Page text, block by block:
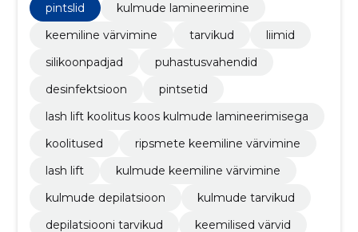
pintslid
kulmude lamineerimine
keemiline värvimine
tarvikud
liimid
silikoonpadjad
puhastusvahendid
desinfektsioon
pintsetid
lash lift koolitus koos kulmude lamineerimisega
koolitused
ripsmete keemiline värvimine
lash lift
kulmude keemiline värvimine
kulmude depilatsioon
kulmude tarvikud
depilatsiooni tarvikud
keemilised värvid